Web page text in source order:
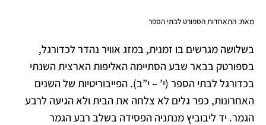
מאת: התאחדות הספורט לבתי הספר
בשלושה מגרשים בו זמנית, במזג אוויר נהדר לכדורגל,
בספורטק בבאר שבע הסתיימה האליפות הארצית השנתי
בכדורגל לבתי הספר (י’ – י”ב). הפייבוריטיות של השנים
האחרונות, כפר גלים לא צלחה את הבית ולא הגיעה לרבע
הגמר. יד ליבוביץ מנתניה הפסידה בשלב רבע הגמר